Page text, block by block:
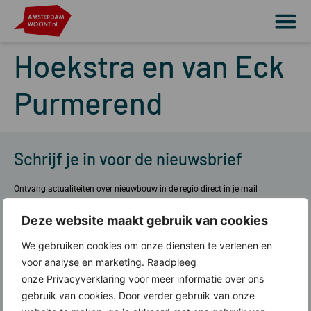
Deze website maakt gebruik van cookies
We gebruiken cookies om onze diensten te verlenen en
voor analyse en marketing. Raadpleeg
onze Privacyverklaring voor meer informatie over ons
gebruik van cookies. Door verder gebruik van onze
Hoekstra en van Eck
Purmerend
Schrijf je in voor de nieuwsbrief
Ontvang actualiteiten over nieuwbouw in de regio direct in je mail
Meld je aan
Over ons
Wat doen wij?